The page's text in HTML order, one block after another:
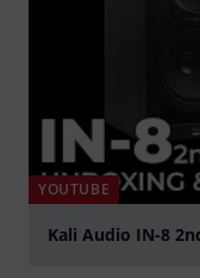
YOUTUBE
Kali Audio IN-8